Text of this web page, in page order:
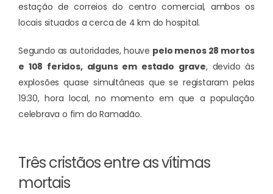
estação de correios do centro comercial, ambos os
locais situados a cerca de 4 km do hospital.
Segundo as autoridades, houve pelo menos 28 mortos
e 108 feridos, alguns em estado grave, devido às
explosões quase simultâneas que se registaram pelas
19:30, hora local, no momento em que a população
celebrava o fim do Ramadão.
Três cristãos entre as vítimas
mortais